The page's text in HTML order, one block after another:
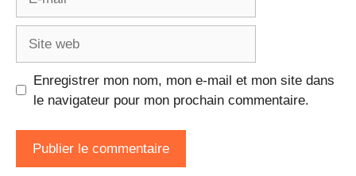
Enregistrer mon nom, mon e-mail et mon site dans
le navigateur pour mon prochain commentaire.